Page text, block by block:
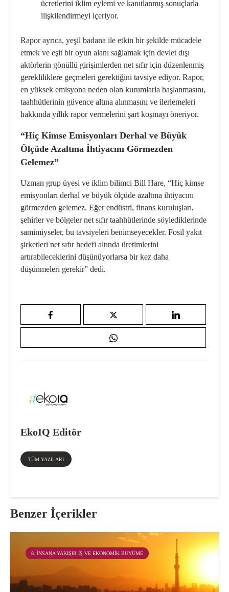
ücretlerini iklim eylemi ve kanıtlanmış sonuçlarla
ilişkilendirmeyi içeriyor.
Rapor ayrıca, yeşil badana ile etkin bir şekilde mücadele
etmek ve eşit bir oyun alanı sağlamak için devlet dışı
aktörlerin gönüllü girişimlerden net sıfır için düzenlenmiş
gerekliliklere geçmeleri gerektiğini tavsiye ediyor. Rapor,
en yüksek emisyona neden olan kurumlarla başlanmasını,
taahhütlerinin güvence altına alınmasını ve ilerlemeleri
hakkında yıllık rapor vermelerini şart koşmayı öneriyor.
“Hiç Kimse Emisyonları Derhal ve Büyük
Ölçüde Azaltma İhtiyacını Görmezden
Gelemez”
Uzman grup üyesi ve iklim bilimci Bill Hare, “Hiç kimse
emisyonları derhal ve büyük ölçüde azaltma ihtiyacını
görmezden gelemez. Eğer endüstri, finans kuruluşları,
şehirler ve bölgeler net sıfır taahhütlerinde söylediklerinde
samimiyseler, bu tavsiyeleri benimseyecekler. Fosil yakıt
şirketleri net sıfır hedefi altında üretimlerini
artırabileceklerini düşünüyorlarsa bir kez daha
düşünmeleri gerekir” dedi.
EkoIQ Editör
TÜM YAZILARI
Benzer İçerikler
8. İNSANA YAKIŞIR İŞ VE EKONOMIK BÜYÜME